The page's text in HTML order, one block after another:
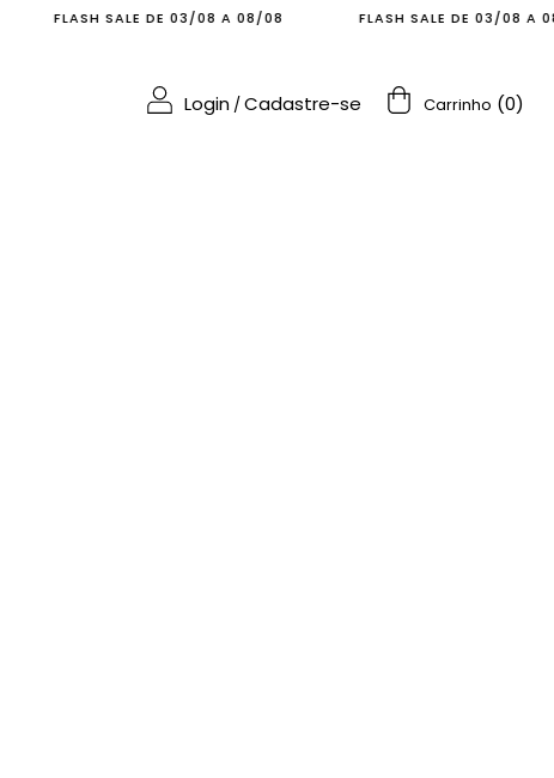
FLASH SALE DE 03/08 A 08/08 FLASH SALE DE 03/08 A 08/08
Login /Cadastre-se Carrinho (0)